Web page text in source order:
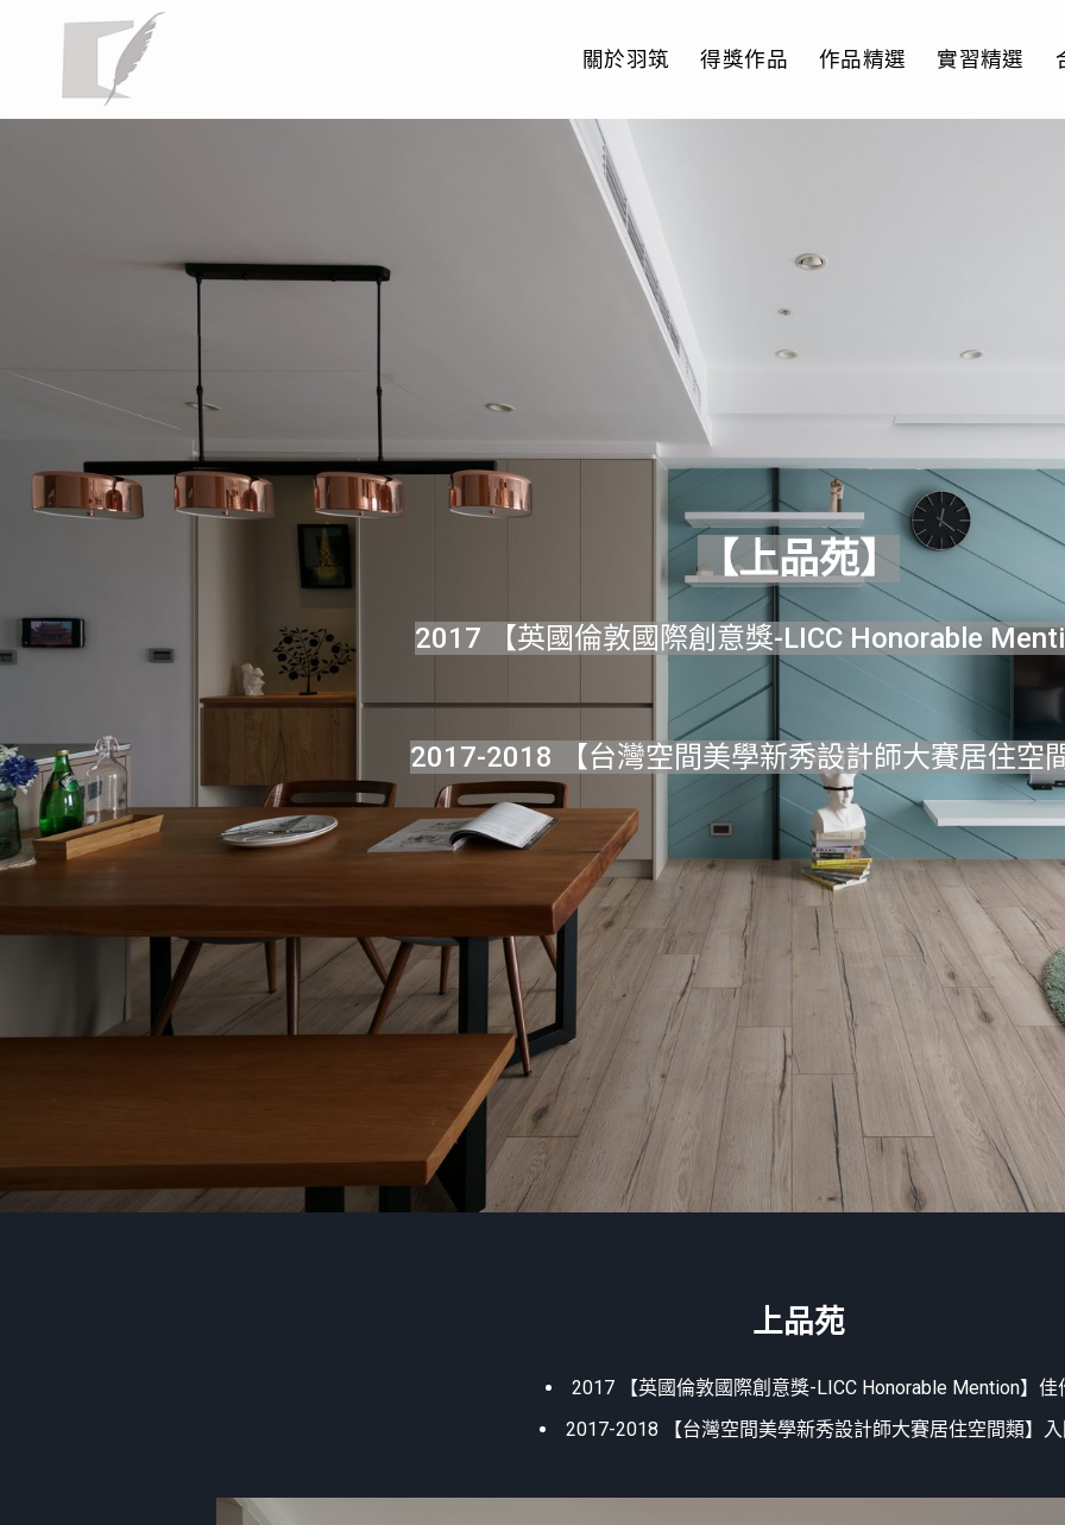
關於羽筑 得獎作品 作品精選 實習精選
【上品苑】
2017 【英國倫敦國際創意獎-LICC Honorable
2017-2018 【台灣空間美學新秀設計師大賽居住空
上品苑
2017 【英國倫敦國際創意獎-LICC Honorable Mention】佳
2017-2018 【台灣空間美學新秀設計師大賽居住空間類】